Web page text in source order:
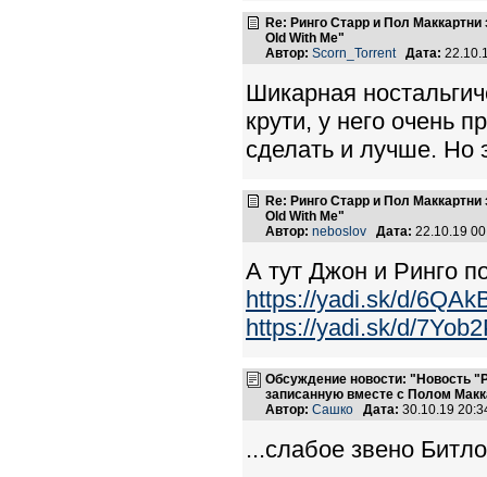
Re: Ринго Старр и Пол
Old With Me"
Автор: Scorn_Torrent Дата:
Шикарная
крути, у него очень
сделать и лучше. Но
Re: Ринго Старр и Пол
Old With Me"
Автор: neboslov Дата: 22.10.19
А тут Джон и Ринго
https://yadi.sk/d/
https://yadi.sk/d/
Обсуждение новости: "Новость
записанную вместе с Полом
Автор: Сашко Дата: 30.10.19
...слабое звено